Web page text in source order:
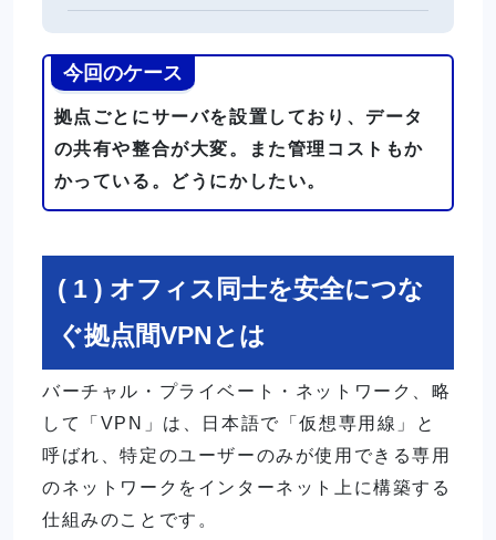
今回のケース
拠点ごとにサーバを設置しており、データ
の共有や整合が大変。また管理コストもか
かっている。どうにかしたい。
( 1 ) オフィス同士を安全につな
ぐ拠点間VPNとは
バーチャル・プライベート・ネットワーク、略
して「VPN」は、日本語で「仮想専用線」と
呼ばれ、特定のユーザーのみが使用できる専用
のネットワークをインターネット上に構築する
仕組みのことです。